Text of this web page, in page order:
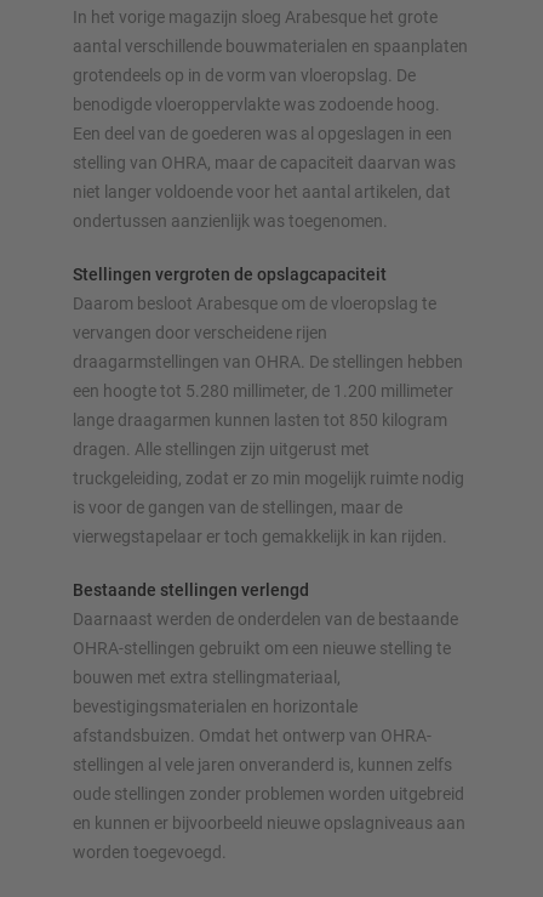
In het vorige magazijn sloeg Arabesque het grote
aantal verschillende bouwmaterialen en spaanplaten
grotendeels op in de vorm van vloeropslag. De
benodigde vloeroppervlakte was zodoende hoog.
Een deel van de goederen was al opgeslagen in een
stelling van OHRA, maar de capaciteit daarvan was
niet langer voldoende voor het aantal artikelen, dat
ondertussen aanzienlijk was toegenomen.
Stellingen vergroten de opslagcapaciteit
Daarom besloot Arabesque om de vloeropslag te
vervangen door verscheidene rijen
draagarmstellingen van OHRA. De stellingen hebben
een hoogte tot 5.280 millimeter, de 1.200 millimeter
lange draagarmen kunnen lasten tot 850 kilogram
dragen. Alle stellingen zijn uitgerust met
truckgeleiding, zodat er zo min mogelijk ruimte nodig
is voor de gangen van de stellingen, maar de
vierwegstapelaar er toch gemakkelijk in kan rijden.
Bestaande stellingen verlengd
Daarnaast werden de onderdelen van de bestaande
OHRA-stellingen gebruikt om een nieuwe stelling te
bouwen met extra stellingmateriaal,
bevestigingsmaterialen en horizontale
afstandsbuizen. Omdat het ontwerp van OHRA-
stellingen al vele jaren onveranderd is, kunnen zelfs
oude stellingen zonder problemen worden uitgebreid
en kunnen er bijvoorbeeld nieuwe opslagniveaus aan
worden toegevoegd.